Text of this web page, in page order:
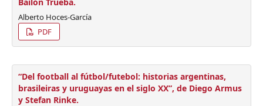
Alberto Hoces-García
PDF
“Del football al fútbol/futebol: historias argentinas,
brasileiras y uruguayas en el siglo XX”, de Diego Armus
y Stefan Rinke.